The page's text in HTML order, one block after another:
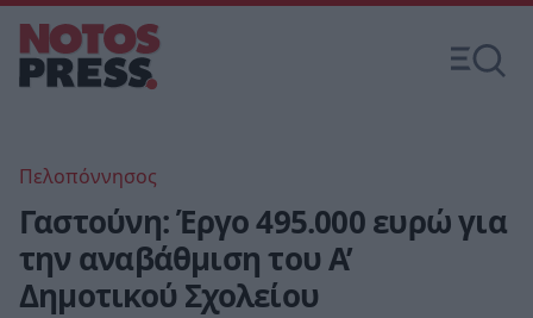
Πελοπόννησος
Γαστούνη: Έργο 495.000 ευρώ για
την αναβάθμιση του Α’
Δημοτικού Σχολείου